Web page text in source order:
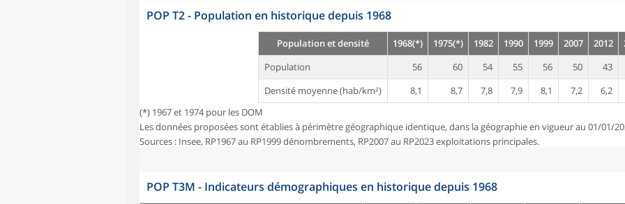
POP T2 - Population en historique depuis 1968
Population et densité 1968(*) 1975(*) 1982 1990 1999 2007 2012
Population
56 60 54 55 56 50
43
Densité moyenne (hab/km²)
8,1 8,7 7,8 7,9 8,1 7,2
6,2
(*) 1967 et 1974 pour les DOM
Les données proposées sont établies à périmètre géographique identique, dans la géographie en vigueur au 01/01/
Sources : Insee, RP1967 au RP1999 dénombrements, RP2007 au RP2023 exploitations principales.
POP T3M - Indicateurs démographiques en historique depuis 1968